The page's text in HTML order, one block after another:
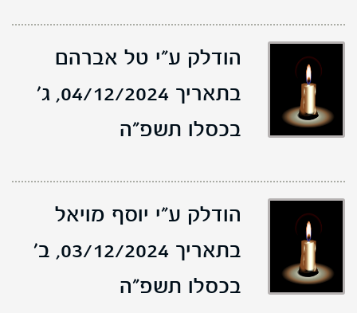
הודלק ע"י טל אברהם
בתאריך 04/12/2024,
ג'
בכסלו תשפ"ה
הודלק ע"י יוסף מויאל
בתאריך 03/12/2024,
ב'
בכסלו תשפ"ה